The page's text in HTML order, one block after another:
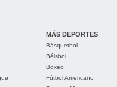
MÁS DEPORTES
Básquetbol
Béisbol
Boxeo
Fútbol Americano